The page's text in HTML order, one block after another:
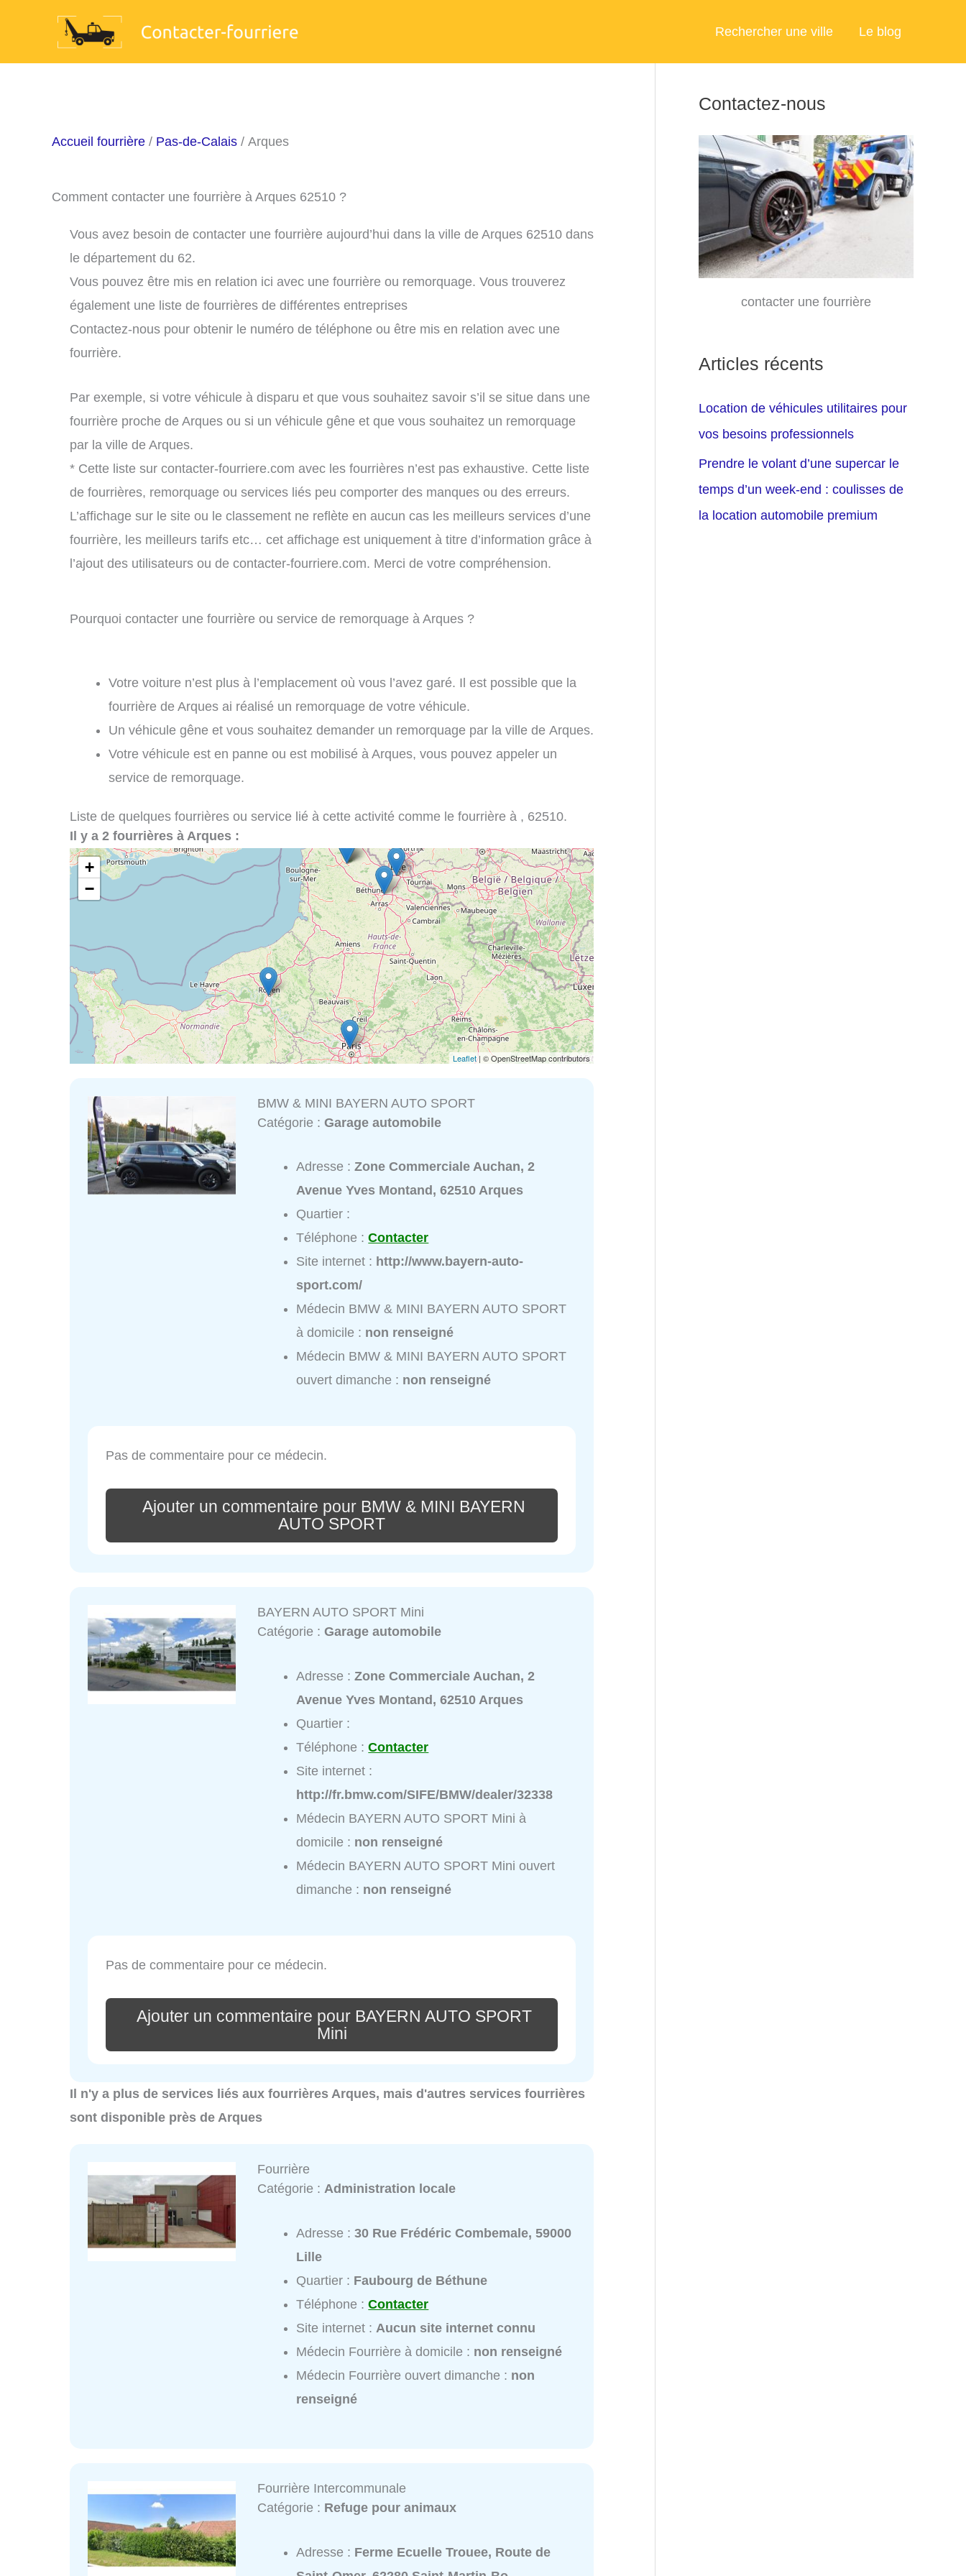
Rechercher une ville Le blog
Accueil fourrière / Pas-de-Calais / Arques
Comment contacter une fourrière à Arques 62510 ?
Vous avez besoin de contacter une fourrière aujourd’hui dans la ville de Arques 62510 dans
le département du 62.
Vous pouvez être mis en relation ici avec une fourrière ou remorquage. Vous trouverez
également une liste de fourrières de différentes entreprises
Contactez-nous pour obtenir le numéro de téléphone ou être mis en relation avec une
fourrière.
Par exemple, si votre véhicule à disparu et que vous souhaitez savoir s’il se situe dans une
fourrière proche de Arques ou si un véhicule gêne et que vous souhaitez un remorquage
par la ville de Arques.
* Cette liste sur contacter-fourriere.com avec les fourrières n’est pas exhaustive. Cette liste
de fourrières, remorquage ou services liés peu comporter des manques ou des erreurs.
L’affichage sur le site ou le classement ne reflète en aucun cas les meilleurs services d’une
fourrière, les meilleurs tarifs etc… cet affichage est uniquement à titre d’information grâce à
l’ajout des utilisateurs ou de contacter-fourriere.com. Merci de votre compréhension.
Pourquoi contacter une fourrière ou service de remorquage à Arques ?
Votre voiture n’est plus à l’emplacement où vous l’avez garé. Il est possible que la
fourrière de Arques ai réalisé un remorquage de votre véhicule.
Un véhicule gêne et vous souhaitez demander un remorquage par la ville de Arques.
Votre véhicule est en panne ou est mobilisé à Arques, vous pouvez appeler un
service de remorquage.
Liste de quelques fourrières ou service lié à cette activité comme le fourrière à , 62510.
Il y a 2 fourrières à Arques :
+
−
Leaflet| © OpenStreetMap contributors
BMW & MINI BAYERN AUTO SPORT
Catégorie :Garage automobile
Adresse :Zone Commerciale Auchan, 2
Avenue Yves Montand, 62510 Arques
Quartier :
Téléphone :Contacter
Site internet : http://www.bayern-auto-
sport.com/
Médecin BMW & MINI BAYERN AUTO SPORT
à domicile : non renseigné
Médecin BMW & MINI BAYERN AUTO SPORT
ouvert dimanche : non renseigné
Pas de commentaire pour ce médecin.
Ajouter un commentaire pour BMW & MINI BAYERN
AUTO SPORT
BAYERN AUTO SPORT Mini
Catégorie :Garage automobile
Adresse :Zone Commerciale Auchan, 2
Avenue Yves Montand, 62510 Arques
Quartier :
Téléphone :Contacter
Site internet :
http://fr.bmw.com/SIFE/BMW/dealer/32338
Médecin BAYERN AUTO SPORT Mini à
domicile : non renseigné
Médecin BAYERN AUTO SPORT Mini ouvert
dimanche : non renseigné
Pas de commentaire pour ce médecin.
Ajouter un commentaire pour BAYERN AUTO SPORT
Mini
Il n'y a plus de services liés aux fourrières Arques, mais d'autres services fourrières
sont disponible près de Arques
Fourrière
Catégorie :Administration locale
Adresse :30 Rue Frédéric Combemale, 59000
Lille
Quartier : Faubourg de Béthune
Téléphone :Contacter
Site internet : Aucun site internet connu
Médecin Fourrière à domicile : non renseigné
Médecin Fourrière ouvert dimanche : non
renseigné
Fourrière Intercommunale
Catégorie : Refuge pour animaux
Adresse : Ferme Ecuelle Trouee, Route de
Contactez-nous
contacter une fourrière
Articles récents
Location de véhicules utilitaires pour
vos besoins professionnels
Prendre le volant d’une supercar le
temps d’un week-end : coulisses de
la location automobile premium